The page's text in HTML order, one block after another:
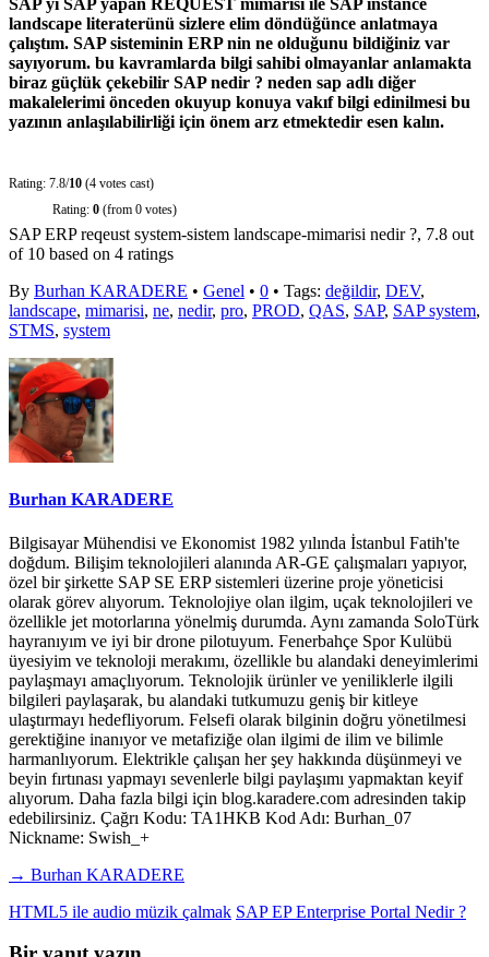
SAP yi SAP yapan REQUEST mimarisi ile SAP instance
landscape literaterünü sizlere elim döndüğünce anlatmaya
çalıştım. SAP sisteminin ERP nin ne olduğunu bildiğiniz var
sayıyorum. bu kavramlarda bilgi sahibi olmayanlar anlamakta
biraz güçlük çekebilir SAP nedir ? neden sap adlı diğer
makalelerimi önceden okuyup konuya vakıf bilgi edinilmesi bu
yazının anlaşılabilirliği için önem arz etmektedir esen kalın.
Rating: 7.8/10 (4 votes cast)
Rating: 0 (from 0 votes)
SAP ERP reqeust system-sistem landscape-mimarisi nedir ?, 7.8 out
of 10 based on 4 ratings
By Burhan KARADERE • Genel • 0 • Tags: değildir, DEV,
landscape, mimarisi, ne, nedir, pro, PROD, QAS, SAP, SAP system,
STMS, system
Burhan KARADERE
Bilgisayar Mühendisi ve Ekonomist 1982 yılında İstanbul Fatih'te
doğdum. Bilişim teknolojileri alanında AR-GE çalışmaları yapıyor,
özel bir şirkette SAP SE ERP sistemleri üzerine proje yöneticisi
olarak görev alıyorum. Teknolojiye olan ilgim, uçak teknolojileri ve
özellikle jet motorlarına yönelmiş durumda. Aynı zamanda SoloTürk
hayranıyım ve iyi bir drone pilotuyum. Fenerbahçe Spor Kulübü
üyesiyim ve teknoloji merakımı, özellikle bu alandaki deneyimlerimi
paylaşmayı amaçlıyorum. Teknolojik ürünler ve yeniliklerle ilgili
bilgileri paylaşarak, bu alandaki tutkumuzu geniş bir kitleye
ulaştırmayı hedefliyorum. Felsefi olarak bilginin doğru yönetilmesi
gerektiğine inanıyor ve metafiziğe olan ilgimi de ilim ve bilimle
harmanlıyorum. Elektrikle çalışan her şey hakkında düşünmeyi ve
beyin fırtınası yapmayı sevenlerle bilgi paylaşımı yapmaktan keyif
alıyorum. Daha fazla bilgi için blog.karadere.com adresinden takip
edebilirsiniz. Çağrı Kodu: TA1HKB Kod Adı: Burhan_07
Nickname: Swish_+
→ Burhan KARADERE
HTML5 ile audio müzik çalmak SAP EP Enterprise Portal Nedir ?